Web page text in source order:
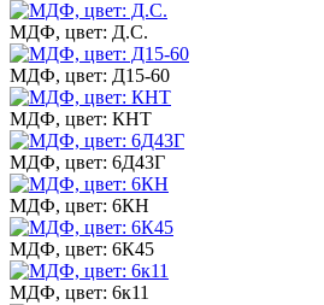
МДФ, цвет: Д.С.
МДФ, цвет: Д15-60
МДФ, цвет: КНТ
МДФ, цвет: 6Д43Г
МДФ, цвет: 6КН
МДФ, цвет: 6К45
МДФ, цвет: 6к11